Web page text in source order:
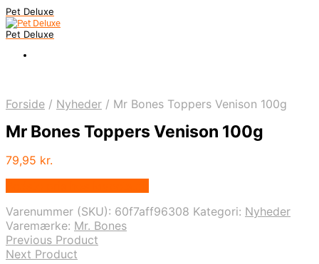
Pet Deluxe
Pet Deluxe
Forside / Nyheder / Mr Bones Toppers Venison 100g
Mr Bones Toppers Venison 100g
79,95 kr.
Varenummer (SKU): 60f7aff96308 Kategori: Nyheder
Varemærke: Mr. Bones
Previous Product
Next Product